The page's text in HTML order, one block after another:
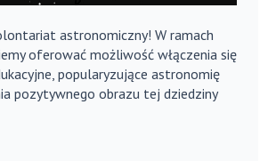
astronomiczny! W ramach
oferować możliwość włączenia się
popularyzujące astronomię
pozytywnego obrazu tej dziedziny